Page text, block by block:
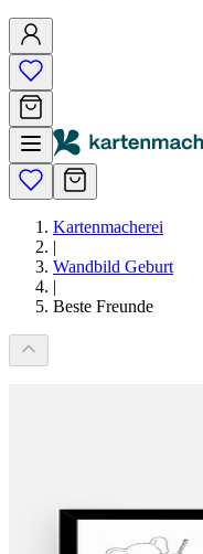
Kartenmacherei
|
Wandbild Geburt
|
Beste Freunde